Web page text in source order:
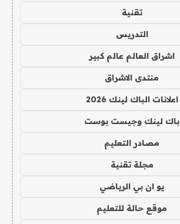
تقنية
التدريس
اشراق العالم عالم كبير
منتدى الاشراق
اعلانات الباك لينك 2026
باك لينك وجيست بوست
مصادر التعليم
مجلة تقنية
يو ان بي الرياضي
موقع حالة للتعليم